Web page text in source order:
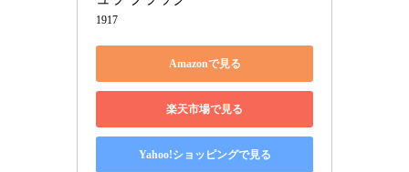
1917
Amazonで見る
楽天市場で見る
Yahoo!ショッピングで見る